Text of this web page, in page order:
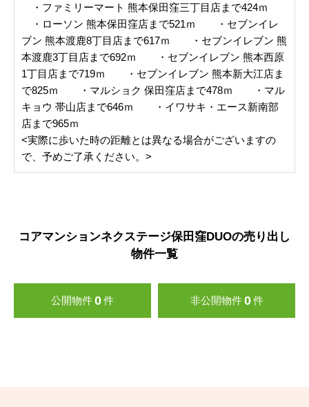
・ファミリーマート 熊本保田窪三丁目店まで424ｍ
・ローソン 熊本保田窪店まで521ｍ ・セブンイレ
ブン 熊本渡鹿8丁目店まで617ｍ ・セブンイレブン 熊
本渡鹿3丁目店まで692ｍ ・セブンイレブン 熊本西原
1丁目店まで719ｍ ・セブンイレブン 熊本新大江店ま
で825ｍ ・マルショク 保田窪店まで478ｍ ・マル
キョウ 帯山店まで646ｍ ・イワサキ・エース新南部
店まで965ｍ
<実際に歩いた時の距離とは異なる場合がございますの
で、予めご了承ください。>
コアマンションネクステージ保田窪DUOの売り出し
物件一覧
公開物件0件 非公開物件 0 件